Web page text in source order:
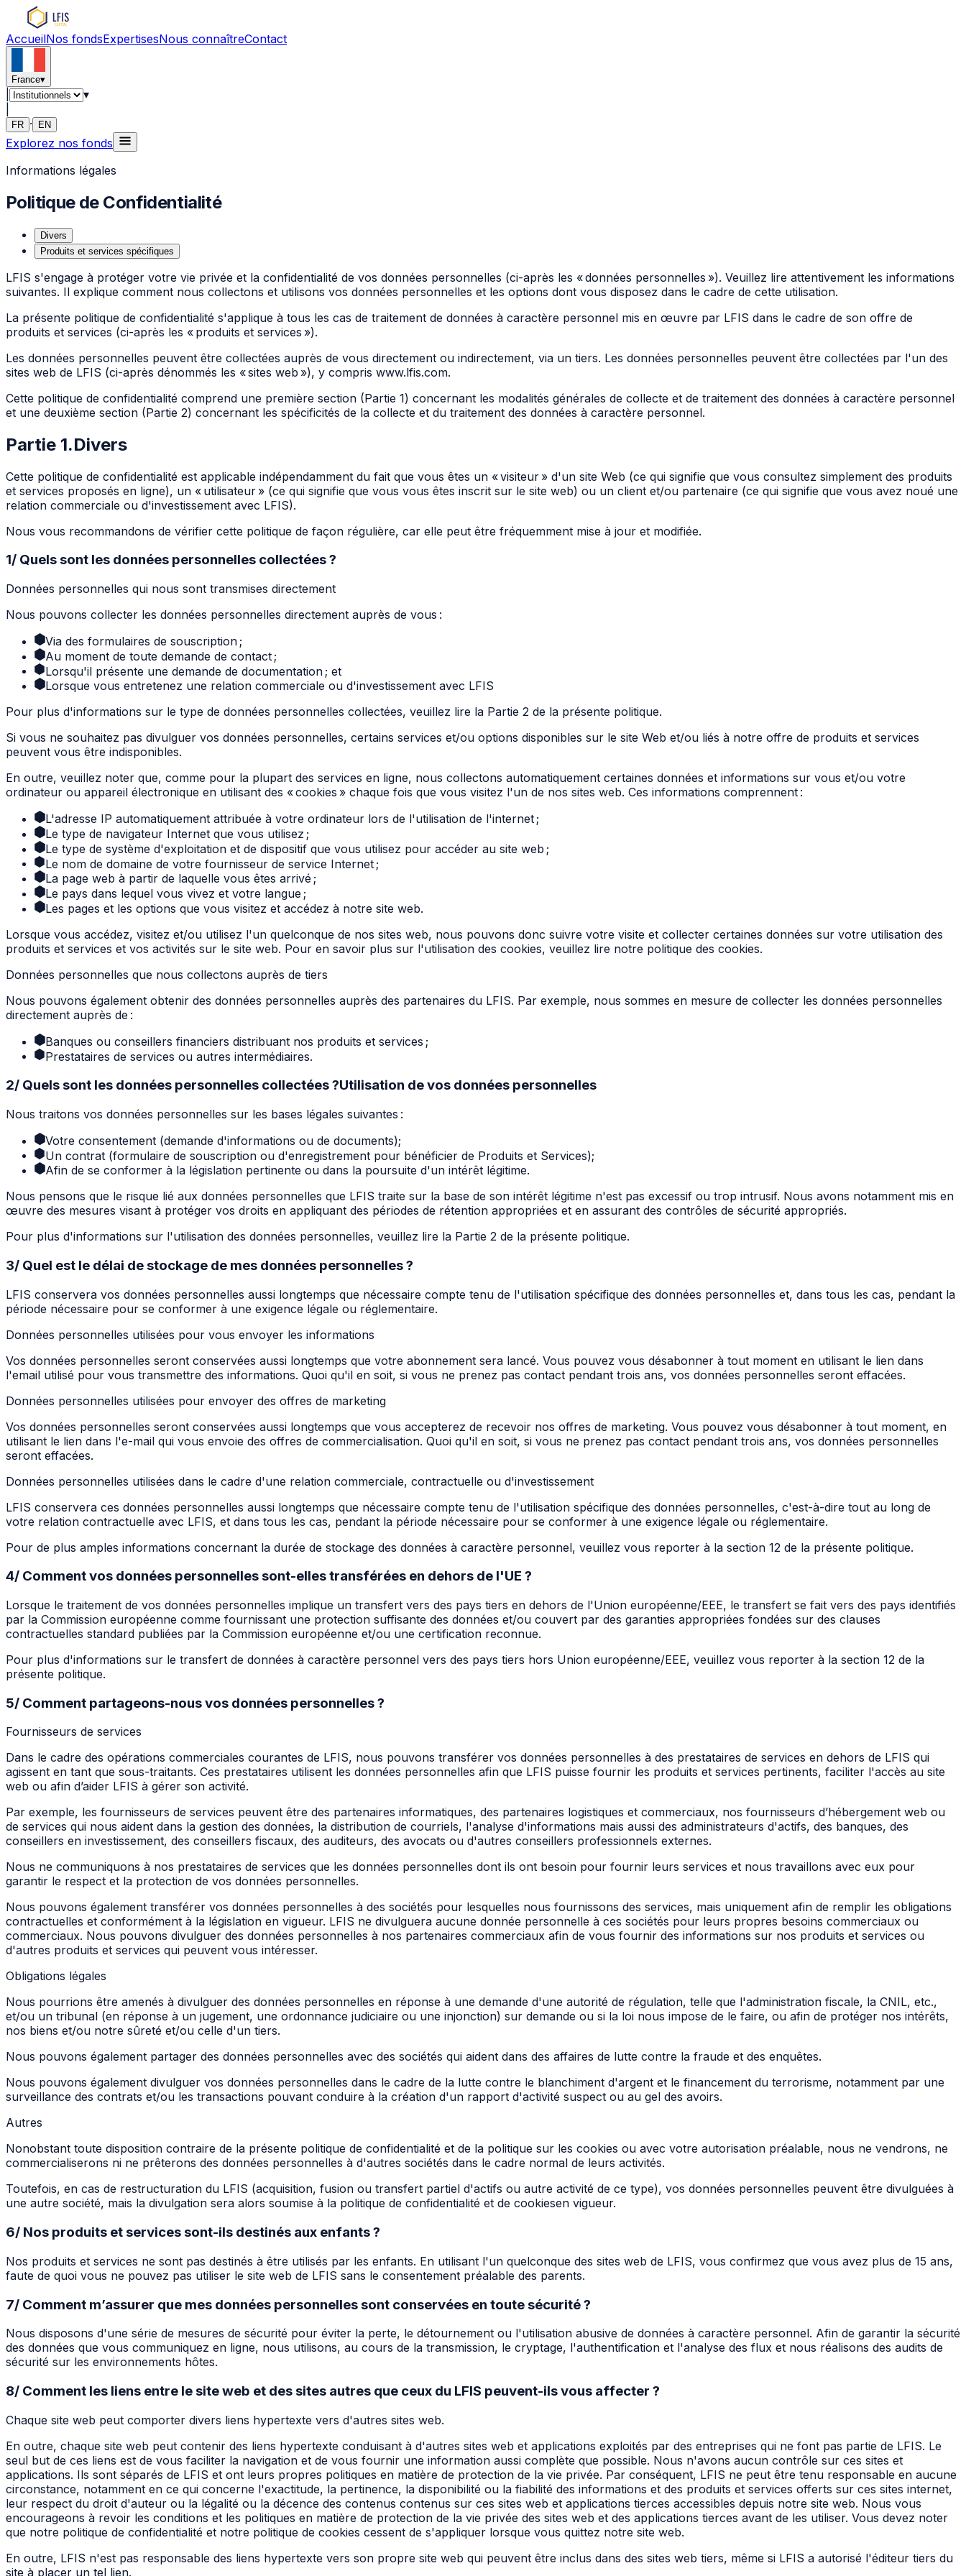
AccueilNos fondsExpertisesNous connaîtreContact
France▾
▾
FR · EN
Explorez nos fonds
Informations légales
Politique de Confidentialité
Divers
Produits et services spécifiques
LFIS s'engage à protéger votre vie privée et la confidentialité de vos données personnelles (ci-après les « données personnelles »). Veuillez lire attentivement les informations
suivantes. Il explique comment nous collectons et utilisons vos données personnelles et les options dont vous disposez dans le cadre de cette utilisation.
La présente politique de confidentialité s'applique à tous les cas de traitement de données à caractère personnel mis en œuvre par LFIS dans le cadre de son offre de
produits et services (ci-après les « produits et services »).
Les données personnelles peuvent être collectées auprès de vous directement ou indirectement, via un tiers. Les données personnelles peuvent être collectées par l'un des
sites web de LFIS (ci-après dénommés les « sites web »), y compris www.lfis.com.
Cette politique de confidentialité comprend une première section (Partie 1) concernant les modalités générales de collecte et de traitement des données à caractère personnel
et une deuxième section (Partie 2) concernant les spécificités de la collecte et du traitement des données à caractère personnel.
Partie 1.Divers
Cette politique de confidentialité est applicable indépendamment du fait que vous êtes un « visiteur » d'un site Web (ce qui signifie que vous consultez simplement des produits
et services proposés en ligne), un « utilisateur » (ce qui signifie que vous vous êtes inscrit sur le site web) ou un client et/ou partenaire (ce qui signifie que vous avez noué une
relation commerciale ou d'investissement avec LFIS).
Nous vous recommandons de vérifier cette politique de façon régulière, car elle peut être fréquemment mise à jour et modifiée.
1/ Quels sont les données personnelles collectées ?
Données personnelles qui nous sont transmises directement
Nous pouvons collecter les données personnelles directement auprès de vous :
Via des formulaires de souscription ;
Au moment de toute demande de contact ;
Lorsqu'il présente une demande de documentation ; et
Lorsque vous entretenez une relation commerciale ou d'investissement avec LFIS
Pour plus d'informations sur le type de données personnelles collectées, veuillez lire la Partie 2 de la présente politique.
Si vous ne souhaitez pas divulguer vos données personnelles, certains services et/ou options disponibles sur le site Web et/ou liés à notre offre de produits et services
peuvent vous être indisponibles.
En outre, veuillez noter que, comme pour la plupart des services en ligne, nous collectons automatiquement certaines données et informations sur vous et/ou votre
ordinateur ou appareil électronique en utilisant des « cookies » chaque fois que vous visitez l'un de nos sites web. Ces informations comprennent :
L'adresse IP automatiquement attribuée à votre ordinateur lors de l'utilisation de l'internet ;
Le type de navigateur Internet que vous utilisez ;
Le type de système d'exploitation et de dispositif que vous utilisez pour accéder au site web ;
Le nom de domaine de votre fournisseur de service Internet ;
La page web à partir de laquelle vous êtes arrivé ;
Le pays dans lequel vous vivez et votre langue ;
Les pages et les options que vous visitez et accédez à notre site web.
Lorsque vous accédez, visitez et/ou utilisez l'un quelconque de nos sites web, nous pouvons donc suivre votre visite et collecter certaines données sur votre utilisation des
produits et services et vos activités sur le site web. Pour en savoir plus sur l'utilisation des cookies, veuillez lire notre politique des cookies.
Données personnelles que nous collectons auprès de tiers
Nous pouvons également obtenir des données personnelles auprès des partenaires du LFIS. Par exemple, nous sommes en mesure de collecter les données personnelles
directement auprès de :
Banques ou conseillers financiers distribuant nos produits et services ;
Prestataires de services ou autres intermédiaires.
2/ Quels sont les données personnelles collectées ?Utilisation de vos données personnelles
Nous traitons vos données personnelles sur les bases légales suivantes :
Votre consentement (demande d'informations ou de documents);
Un contrat (formulaire de souscription ou d'enregistrement pour bénéficier de Produits et Services);
Afin de se conformer à la législation pertinente ou dans la poursuite d'un intérêt légitime.
Nous pensons que le risque lié aux données personnelles que LFIS traite sur la base de son intérêt légitime n'est pas excessif ou trop intrusif. Nous avons notamment mis en
œuvre des mesures visant à protéger vos droits en appliquant des périodes de rétention appropriées et en assurant des contrôles de sécurité appropriés.
Pour plus d'informations sur l'utilisation des données personnelles, veuillez lire la Partie 2 de la présente politique.
3/ Quel est le délai de stockage de mes données personnelles ?
LFIS conservera vos données personnelles aussi longtemps que nécessaire compte tenu de l'utilisation spécifique des données personnelles et, dans tous les cas, pendant la
période nécessaire pour se conformer à une exigence légale ou réglementaire.
Données personnelles utilisées pour vous envoyer les informations
Vos données personnelles seront conservées aussi longtemps que votre abonnement sera lancé. Vous pouvez vous désabonner à tout moment en utilisant le lien dans
l'email utilisé pour vous transmettre des informations. Quoi qu'il en soit, si vous ne prenez pas contact pendant trois ans, vos données personnelles seront effacées.
Données personnelles utilisées pour envoyer des offres de marketing
Vos données personnelles seront conservées aussi longtemps que vous accepterez de recevoir nos offres de marketing. Vous pouvez vous désabonner à tout moment, en
utilisant le lien dans l'e-mail qui vous envoie des offres de commercialisation. Quoi qu'il en soit, si vous ne prenez pas contact pendant trois ans, vos données personnelles
seront effacées.
Données personnelles utilisées dans le cadre d'une relation commerciale, contractuelle ou d'investissement
LFIS conservera ces données personnelles aussi longtemps que nécessaire compte tenu de l'utilisation spécifique des données personnelles, c'est-à-dire tout au long de
votre relation contractuelle avec LFIS, et dans tous les cas, pendant la période nécessaire pour se conformer à une exigence légale ou réglementaire.
Pour de plus amples informations concernant la durée de stockage des données à caractère personnel, veuillez vous reporter à la section 12 de la présente politique.
4/ Comment vos données personnelles sont-elles transférées en dehors de l'UE ?
Lorsque le traitement de vos données personnelles implique un transfert vers des pays tiers en dehors de l'Union européenne/EEE, le transfert se fait vers des pays identifiés
par la Commission européenne comme fournissant une protection suffisante des données et/ou couvert par des garanties appropriées fondées sur des clauses
contractuelles standard publiées par la Commission européenne et/ou une certification reconnue.
Pour plus d'informations sur le transfert de données à caractère personnel vers des pays tiers hors Union européenne/EEE, veuillez vous reporter à la section 12 de la
présente politique.
5/ Comment partageons-nous vos données personnelles ?
Fournisseurs de services
Dans le cadre des opérations commerciales courantes de LFIS, nous pouvons transférer vos données personnelles à des prestataires de services en dehors de LFIS qui
agissent en tant que sous-traitants. Ces prestataires utilisent les données personnelles afin que LFIS puisse fournir les produits et services pertinents, faciliter l'accès au site
web ou afin d’aider LFIS à gérer son activité.
Par exemple, les fournisseurs de services peuvent être des partenaires informatiques, des partenaires logistiques et commerciaux, nos fournisseurs d’hébergement web ou
de services qui nous aident dans la gestion des données, la distribution de courriels, l'analyse d'informations mais aussi des administrateurs d'actifs, des banques, des
conseillers en investissement, des conseillers fiscaux, des auditeurs, des avocats ou d'autres conseillers professionnels externes.
Nous ne communiquons à nos prestataires de services que les données personnelles dont ils ont besoin pour fournir leurs services et nous travaillons avec eux pour
garantir le respect et la protection de vos données personnelles.
Nous pouvons également transférer vos données personnelles à des sociétés pour lesquelles nous fournissons des services, mais uniquement afin de remplir les obligations
contractuelles et conformément à la législation en vigueur. LFIS ne divulguera aucune donnée personnelle à ces sociétés pour leurs propres besoins commerciaux ou
commerciaux. Nous pouvons divulguer des données personnelles à nos partenaires commerciaux afin de vous fournir des informations sur nos produits et services ou
d'autres produits et services qui peuvent vous intéresser.
Obligations légales
Nous pourrions être amenés à divulguer des données personnelles en réponse à une demande d'une autorité de régulation, telle que l'administration fiscale, la CNIL, etc.,
et/ou un tribunal (en réponse à un jugement, une ordonnance judiciaire ou une injonction) sur demande ou si la loi nous impose de le faire, ou afin de protéger nos intérêts,
nos biens et/ou notre sûreté et/ou celle d'un tiers.
Nous pouvons également partager des données personnelles avec des sociétés qui aident dans des affaires de lutte contre la fraude et des enquêtes.
Nous pouvons également divulguer vos données personnelles dans le cadre de la lutte contre le blanchiment d'argent et le financement du terrorisme, notamment par une
surveillance des contrats et/ou les transactions pouvant conduire à la création d'un rapport d'activité suspect ou au gel des avoirs.
Autres
Nonobstant toute disposition contraire de la présente politique de confidentialité et de la politique sur les cookies ou avec votre autorisation préalable, nous ne vendrons, ne
commercialiserons ni ne prêterons des données personnelles à d'autres sociétés dans le cadre normal de leurs activités.
Toutefois, en cas de restructuration du LFIS (acquisition, fusion ou transfert partiel d'actifs ou autre activité de ce type), vos données personnelles peuvent être divulguées à
une autre société, mais la divulgation sera alors soumise à la politique de confidentialité et de cookiesen vigueur.
6/ Nos produits et services sont-ils destinés aux enfants ?
Nos produits et services ne sont pas destinés à être utilisés par les enfants. En utilisant l'un quelconque des sites web de LFIS, vous confirmez que vous avez plus de 15 ans,
faute de quoi vous ne pouvez pas utiliser le site web de LFIS sans le consentement préalable des parents.
7/ Comment m’assurer que mes données personnelles sont conservées en toute sécurité ?
Nous disposons d'une série de mesures de sécurité pour éviter la perte, le détournement ou l'utilisation abusive de données à caractère personnel. Afin de garantir la sécurité
des données que vous communiquez en ligne, nous utilisons, au cours de la transmission, le cryptage, l'authentification et l'analyse des flux et nous réalisons des audits de
sécurité sur les environnements hôtes.
8/ Comment les liens entre le site web et des sites autres que ceux du LFIS peuvent-ils vous affecter ?
Chaque site web peut comporter divers liens hypertexte vers d'autres sites web.
En outre, chaque site web peut contenir des liens hypertexte conduisant à d'autres sites web et applications exploités par des entreprises qui ne font pas partie de LFIS. Le
seul but de ces liens est de vous faciliter la navigation et de vous fournir une information aussi complète que possible. Nous n'avons aucun contrôle sur ces sites et
applications. Ils sont séparés de LFIS et ont leurs propres politiques en matière de protection de la vie privée. Par conséquent, LFIS ne peut être tenu responsable en aucune
circonstance, notamment en ce qui concerne l'exactitude, la pertinence, la disponibilité ou la fiabilité des informations et des produits et services offerts sur ces sites internet,
leur respect du droit d'auteur ou la légalité ou la décence des contenus contenus sur ces sites web et applications tierces accessibles depuis notre site web. Nous vous
encourageons à revoir les conditions et les politiques en matière de protection de la vie privée des sites web et des applications tierces avant de les utiliser. Vous devez noter
que notre politique de confidentialité et notre politique de cookies cessent de s'appliquer lorsque vous quittez notre site web.
En outre, LFIS n'est pas responsable des liens hypertexte vers son propre site web qui peuvent être inclus dans des sites web tiers, même si LFIS a autorisé l'éditeur tiers du
site à placer un tel lien.